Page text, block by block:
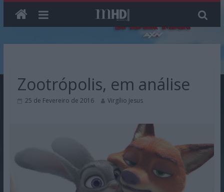
contentZootrópolis, em análise
25 de Fevereiro de 2016 Virgílio Jesus